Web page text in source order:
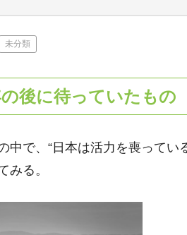
未分類
後に待っていたもの
中で、“日本は活力を喪ってい
みる。